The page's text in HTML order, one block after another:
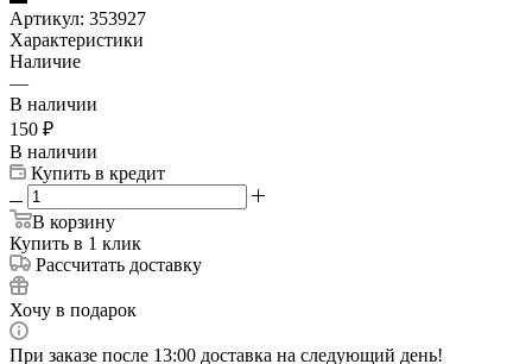
Артикул: 353927
Характеристики
Наличие
—
В наличии
150 ₽
В наличии
Купить в кредит
В корзину
Купить в 1 клик
Рассчитать доставку
Хочу в подарок
При заказе после 13:00 доставка на следующий день!